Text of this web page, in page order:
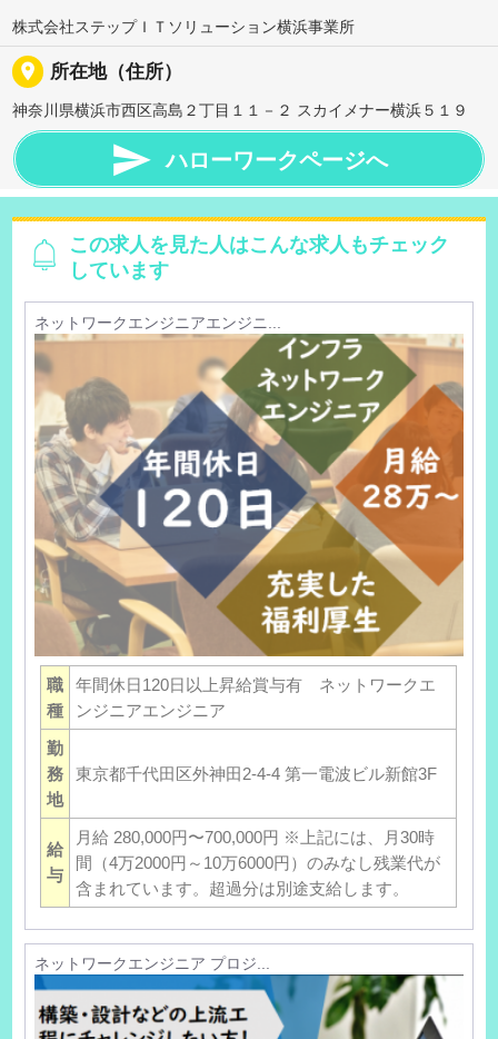
株式会社ステップＩＴソリューション横浜事業所
place 所在地（住所）
神奈川県横浜市西区高島２丁目１１－２ スカイメナー横浜５１９
 ハローワークページへ
この求人を見た人はこんな求人もチェック
しています
ネットワークエンジニアエンジニ...
職
種
年間休日120日以上昇給賞与有 ネットワークエ
ンジニアエンジニア
勤
務
地
東京都千代田区外神田2-4-4 第一電波ビル新館3F
給
与
月給 280,000円〜700,000円 ※上記には、月30時
間（4万2000円～10万6000円）のみなし残業代が
含まれています。超過分は別途支給します。
ネットワークエンジニア プロジ...